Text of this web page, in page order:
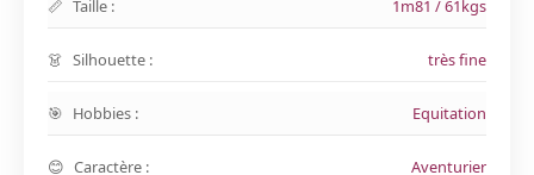
Taille : 1m81 / 61kgs
Silhouette : très fine
Hobbies : Equitation
Caractère : Aventurier